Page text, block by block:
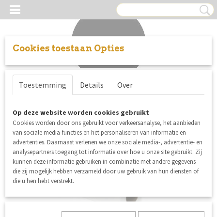
Inloggen Registreren
nieuw
Cookies toestaan Opties
Toestemming Details Over
Op deze website worden cookies gebruikt
Cookies worden door ons gebruikt voor verkeersanalyse, het aanbieden
van sociale media-functies en het personaliseren van informatie en
advertenties. Daarnaast verlenen we onze sociale media-, advertentie- en
analysepartners toegang tot informatie over hoe u onze site gebruikt. Zij
kunnen deze informatie gebruiken in combinatie met andere gegevens
die zij mogelijk hebben verzameld door uw gebruik van hun diensten of
die u hen hebt verstrekt.